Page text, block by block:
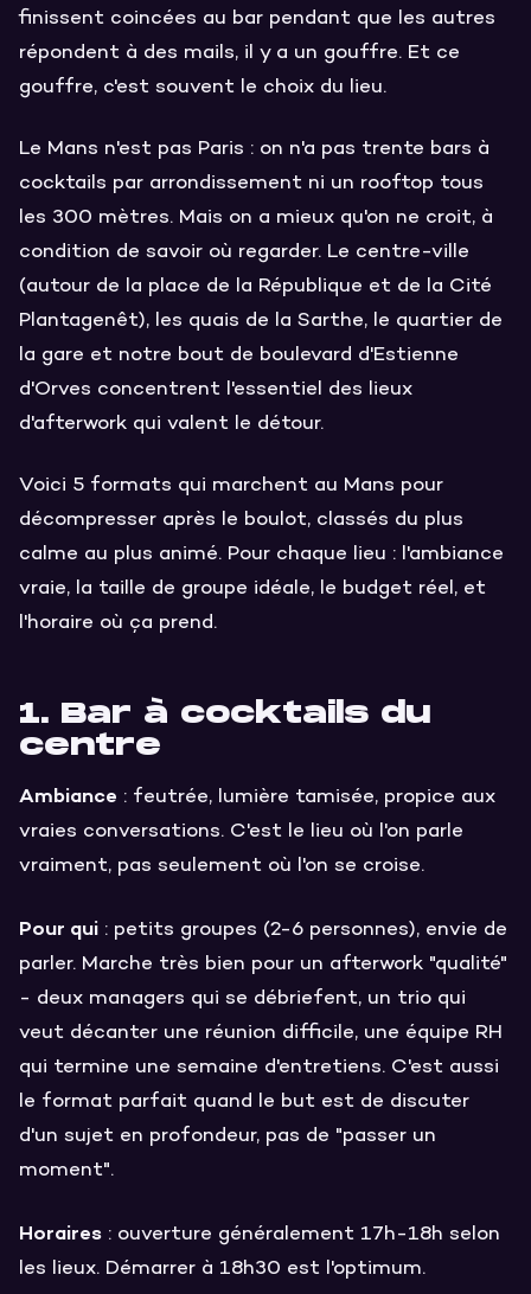
finissent coincées au bar pendant que les autres
répondent à des mails, il y a un gouffre. Et ce
gouffre, c'est souvent le choix du lieu.
Le Mans n'est pas Paris : on n'a pas trente bars à
cocktails par arrondissement ni un rooftop tous
les 300 mètres. Mais on a mieux qu'on ne croit, à
condition de savoir où regarder. Le centre-ville
(autour de la place de la République et de la Cité
Plantagenêt), les quais de la Sarthe, le quartier de
la gare et notre bout de boulevard d'Estienne
d'Orves concentrent l'essentiel des lieux
d'afterwork qui valent le détour.
Voici 5 formats qui marchent au Mans pour
décompresser après le boulot, classés du plus
calme au plus animé. Pour chaque lieu : l'ambiance
vraie, la taille de groupe idéale, le budget réel, et
l'horaire où ça prend.
1. Bar à cocktails du
centre
Ambiance : feutrée, lumière tamisée, propice aux
vraies conversations. C'est le lieu où l'on parle
vraiment, pas seulement où l'on se croise.
Pour qui : petits groupes (2-6 personnes), envie de
parler. Marche très bien pour un afterwork "qualité"
- deux managers qui se débriefent, un trio qui
veut décanter une réunion difficile, une équipe RH
qui termine une semaine d'entretiens. C'est aussi
le format parfait quand le but est de discuter
d'un sujet en profondeur, pas de "passer un
moment".
Horaires : ouverture généralement 17h-18h selon
les lieux. Démarrer à 18h30 est l'optimum.